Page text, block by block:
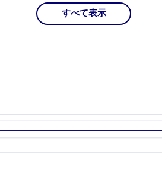
すべて表示